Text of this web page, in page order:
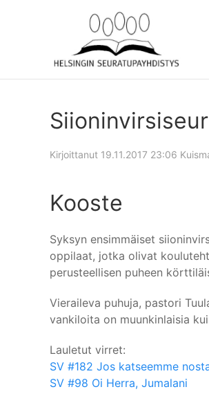
Kirjoittanut 19.11.2017 23:06
Kooste
Syksyn ensimmäiset
oppilaat, jotka olivat
perusteellisen puheen
Vieraileva puhuja, pastori
vankiloita on muunkinlaisia
Lauletut virret:
SV #182 Jos katseemme
SV #98 Oi Herra, Jumalani